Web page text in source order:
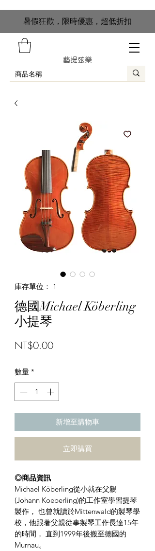
藝提弦樂
​暑假狂歡，限時優惠，超低折扣
庫存單位： 1
德國Michael Köberling
小提琴
NT$0.00價
數量 *
新增至購物車
立即購買
◎商品資訊
Michael Köberling從小就在父親
(Johann Koeberling)的工作室學習提琴
製作， 也曾就讀於Mittenwald的製琴學
校，他跟著父親從事製琴工作長達15年
的時間， 直到1999年後搬至德國的
Murnau。